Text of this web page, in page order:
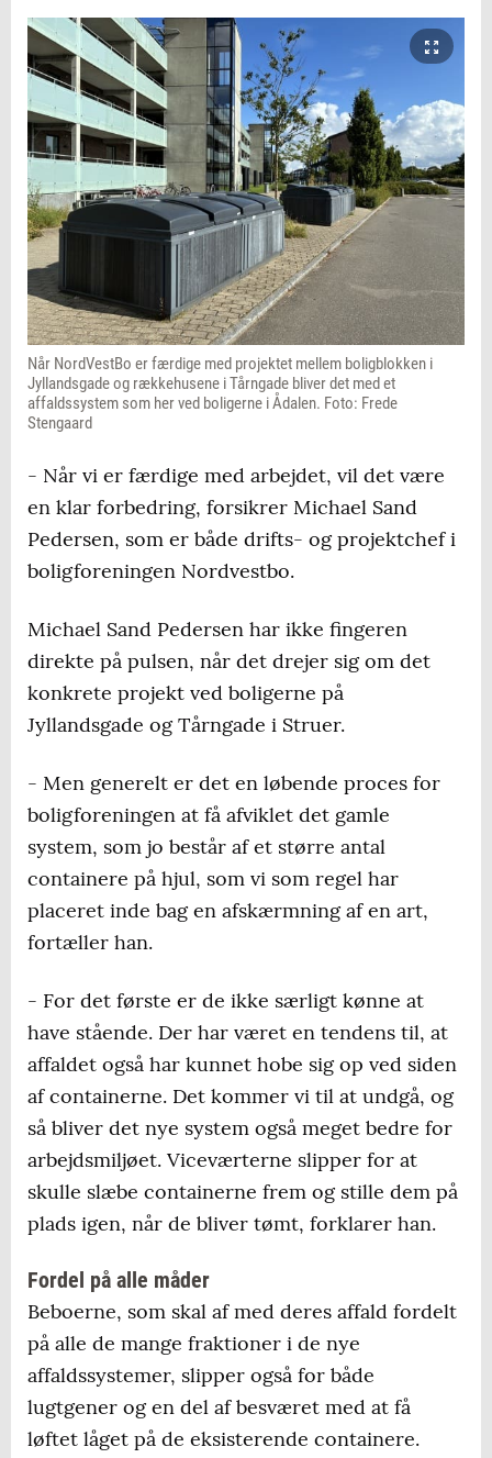
Når NordVestBo er færdige med projektet mellem boligblokken i
Jyllandsgade og rækkehusene i Tårngade bliver det med et
affaldssystem som her ved boligerne i Ådalen. Foto: Frede
Stengaard
- Når vi er færdige med arbejdet, vil det være
en klar forbedring, forsikrer Michael Sand
Pedersen, som er både drifts- og projektchef i
boligforeningen Nordvestbo.
Michael Sand Pedersen har ikke fingeren
direkte på pulsen, når det drejer sig om det
konkrete projekt ved boligerne på
Jyllandsgade og Tårngade i Struer.
- Men generelt er det en løbende proces for
boligforeningen at få afviklet det gamle
system, som jo består af et større antal
containere på hjul, som vi som regel har
placeret inde bag en afskærmning af en art,
fortæller han.
- For det første er de ikke særligt kønne at
have stående. Der har været en tendens til, at
affaldet også har kunnet hobe sig op ved siden
af containerne. Det kommer vi til at undgå, og
så bliver det nye system også meget bedre for
arbejdsmiljøet. Viceværterne slipper for at
skulle slæbe containerne frem og stille dem på
plads igen, når de bliver tømt, forklarer han.
Fordel på alle måder
Beboerne, som skal af med deres affald fordelt
på alle de mange fraktioner i de nye
affaldssystemer, slipper også for både
lugtgener og en del af besværet med at få
løftet låget på de eksisterende containere.